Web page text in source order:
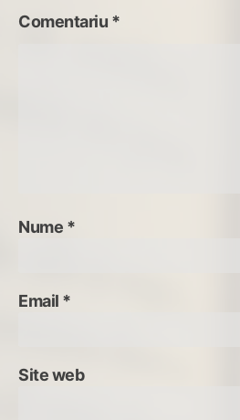
Comentariu *
Nume *
Email *
Site web